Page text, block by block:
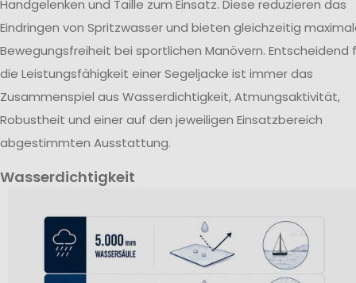
Handgelenken und Taille zum Einsatz. Diese reduzieren das
Eindringen von Spritzwasser und bieten gleichzeitig
Bewegungsfreiheit bei sportlichen Manövern. Entscheidend
die Leistungsfähigkeit einer Segeljacke ist immer das
Zusammenspiel aus Wasserdichtigkeit, Atmungsaktivität,
Robustheit und einer auf den jeweiligen Einsatzbereich
abgestimmten Ausstattung.
Wasserdichtigkeit